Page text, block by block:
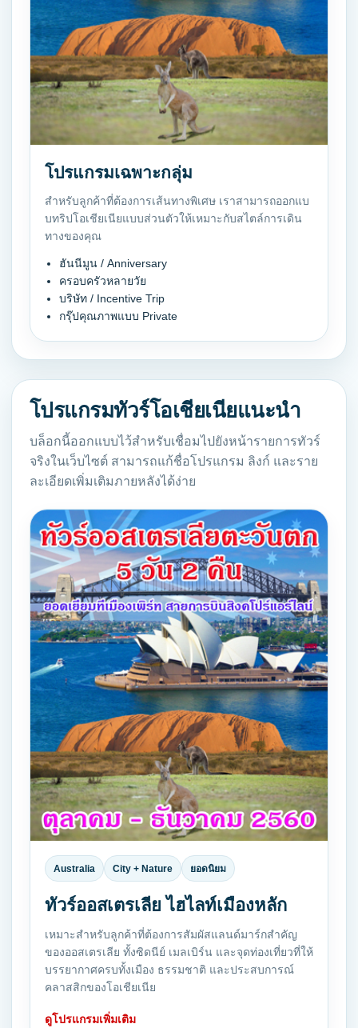
โปรแกรมเฉพาะกลุ่ม
สำหรับลูกค้าที่ต้องการเส้นทางพิเศษ เราสามารถออกแบ
บทริปโอเชียเนียแบบส่วนตัวให้เหมาะกับสไตล์การเดิน
ทางของคุณ
ฮันนีมูน / Anniversary
ครอบครัวหลายวัย
บริษัท / Incentive Trip
กรุ๊ปคุณภาพแบบ Private
โปรแกรมทัวร์โอเชียเนียแนะนำ
บล็อกนี้ออกแบบไว้สำหรับเชื่อมไปยังหน้ารายการทัวร์
จริงในเว็บไซต์ สามารถแก้ชื่อโปรแกรม ลิงก์ และราย
ละเอียดเพิ่มเติมภายหลังได้ง่าย
Australia City + Nature ยอดนิยม
ทัวร์ออสเตรเลีย ไฮไลท์เมืองหลัก
เหมาะสำหรับลูกค้าที่ต้องการสัมผัสแลนด์มาร์กสำคัญ
ของออสเตรเลีย ทั้งซิดนีย์ เมลเบิร์น และจุดท่องเที่ยวที่ให้
บรรยากาศครบทั้งเมือง ธรรมชาติ และประสบการณ์
คลาสสิกของโอเชียเนีย
ดูโปรแกรมเพิ่มเติม